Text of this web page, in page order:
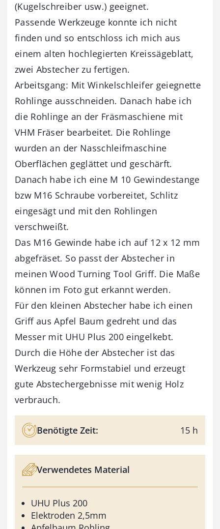
(Kugelschreiber usw.) geeignet.
Passende Werkzeuge konnte ich nicht
finden und so entschloss ich mich aus
einem alten hochlegierten Kreissägeblatt,
zwei Abstecher zu fertigen.
Arbeitsgang: Mit Winkelschleifer geiegnette
Rohlinge ausschneiden. Danach habe ich
die Rohlinge an der Fräsmaschiene mit
VHM Fräser bearbeitet. Die Rohlinge
wurden an der Nasschleifmaschine
Oberflächen geglättet und geschärft.
Danach habe ich eine M 10 Gewindestange
bzw M16 Schraube vorbereitet, Schlitz
eingesägt und mit den Rohlingen
verschweißt.
Das M16 Gewinde habe ich auf 12 x 12 mm
abgefräset. So passt der Abstecher in
meinen Wood Turning Tool Griff. Die Maße
können im Foto gut erkannt werden.
Für den kleinen Abstecher habe ich einen
Griff aus Apfel Baum gedreht und das
Messer mit UHU Plus 200 eingelkebt.
Durch die Höhe der Abstecher ist das
Werkzeug sehr Formstabiel und erzeugt
gute Abstechergebnisse mit wenig Holz
verbrauch.
Benötigte Zeit: 15 h
Verwendetes Material
UHU Plus 200
Elektroden 2,5mm